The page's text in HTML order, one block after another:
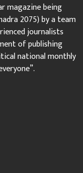
magazine being
2075) by a team
journalists
of publishing
national monthly